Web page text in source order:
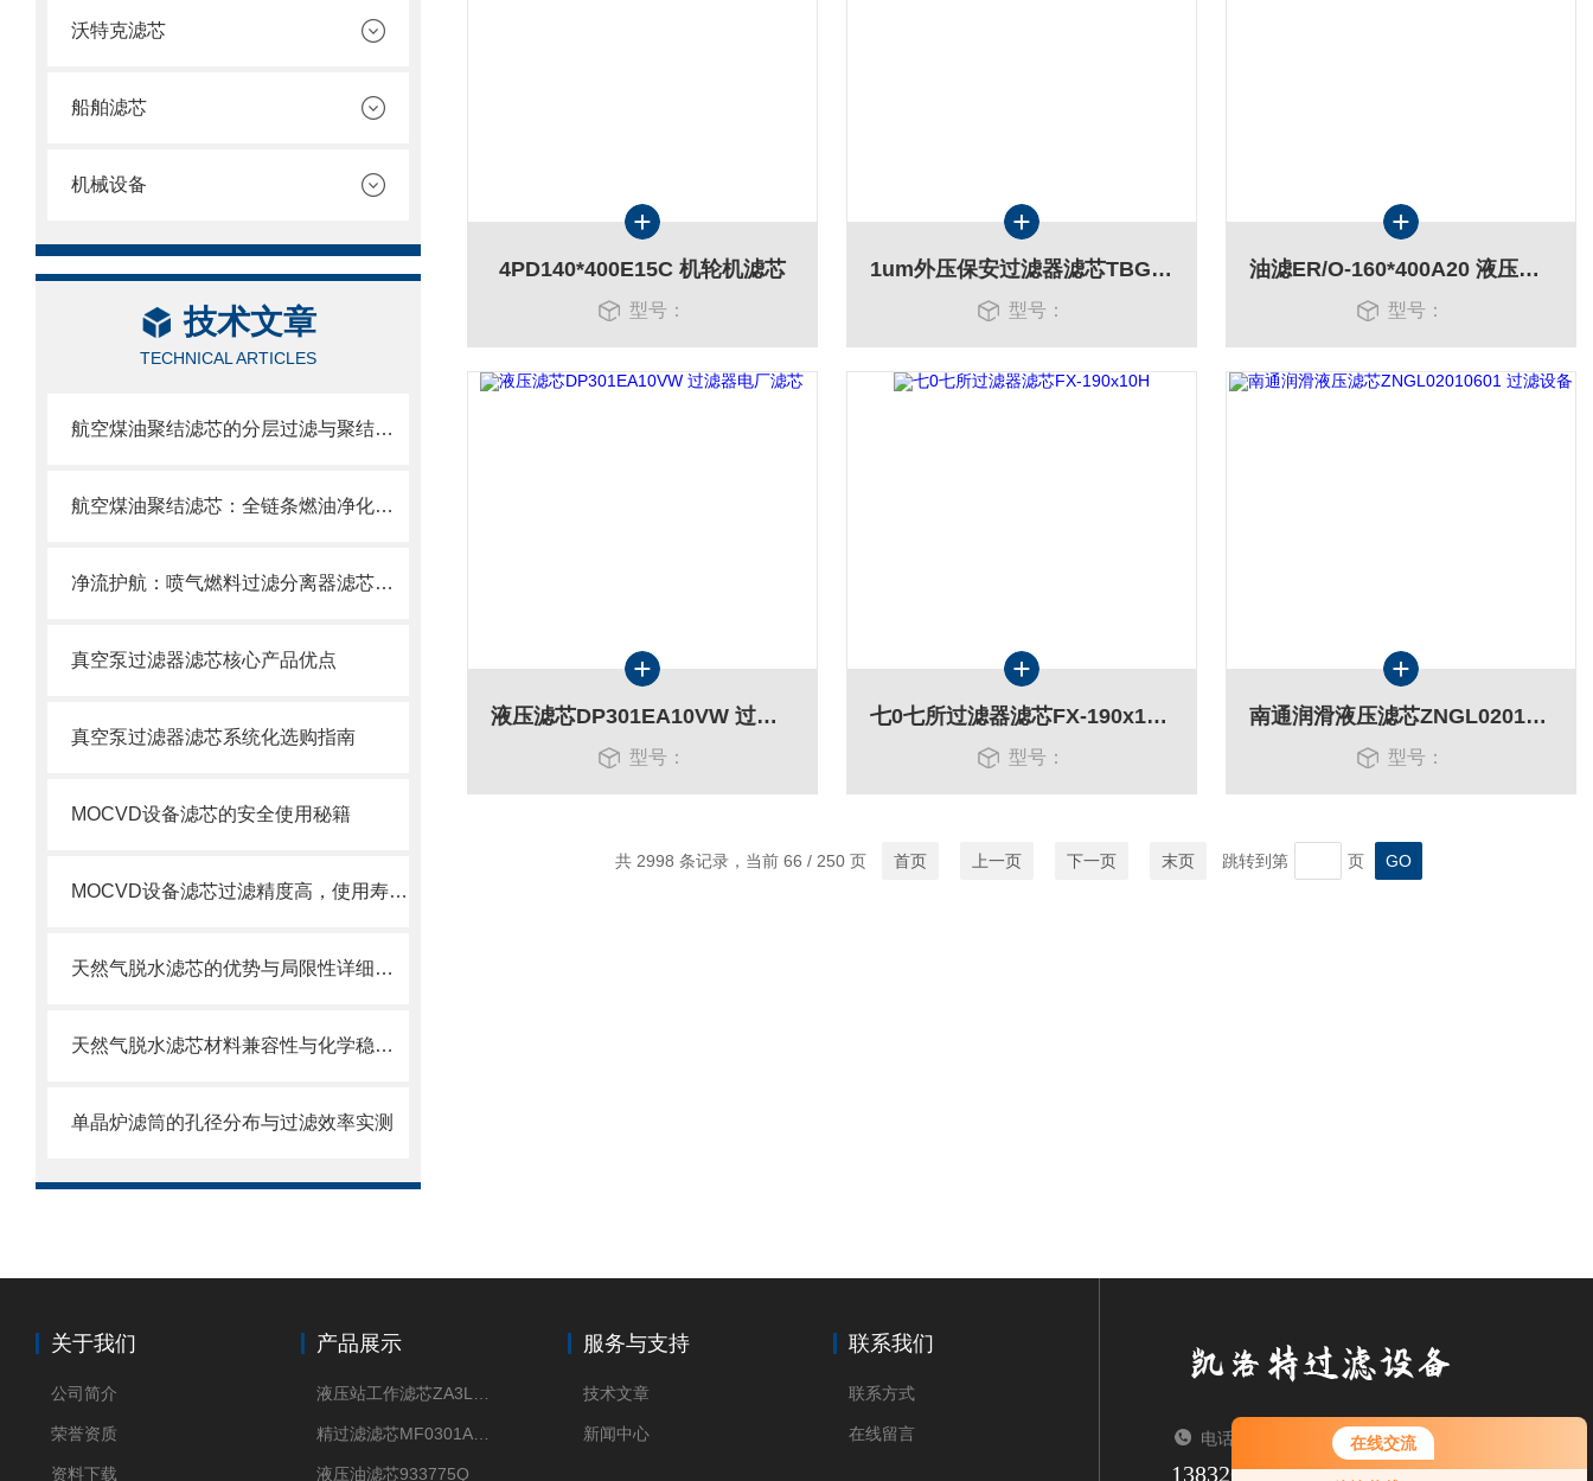
在线交流
您好！欢迎前来咨询，很高兴为您
沃特克滤芯
船舶滤芯
机械设备
技术文章
TECHNICAL ARTICLES
航空煤油聚结滤芯的分层过滤与聚结分离原理
航空煤油聚结滤芯：全链条燃油净化的关键配套
净流护航：喷气燃料过滤分离器滤芯的使用目的
真空泵过滤器滤芯核心产品优点
真空泵过滤器滤芯系统化选购指南
MOCVD设备滤芯的安全使用秘籍
MOCVD设备滤芯过滤精度高，使用寿命长
天然气脱水滤芯的优势与局限性详细分析
天然气脱水滤芯材料兼容性与化学稳定性
单晶炉滤筒的孔径分布与过滤效率实测
4PD140*400E15C 机轮机滤芯
型号：
1um外压保安过滤器滤芯TBG-1-40-P-2
型号：
油滤ER/O-160*400A20 液压油滤芯 过滤器
型号：
液压滤芯DP301EA10VW 过滤器电厂滤芯
型号：
七0七所过滤器滤芯FX-190x10H
型号：
南通润滑液压滤芯ZNGL02010601 过滤设备
型号：
共 2998 条记录，当前 66 / 250 页 首页 上一页 下一页 末页 跳转到第 页
关于我们
公司简介
荣誉资质
资料下载
产品展示
液压油滤芯933775Q
服务与支持
技术文章
新闻中心
联系我们
联系方式
在线留言 电话：TEL
13832623369